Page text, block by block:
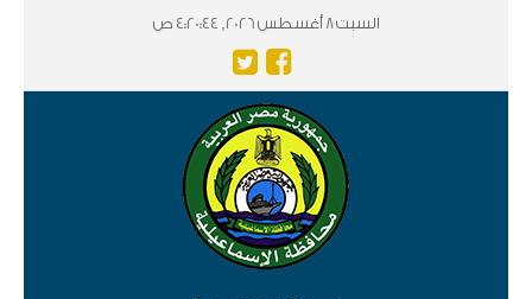
السبت 8 أغسطس 2026, 4:20:44 ص